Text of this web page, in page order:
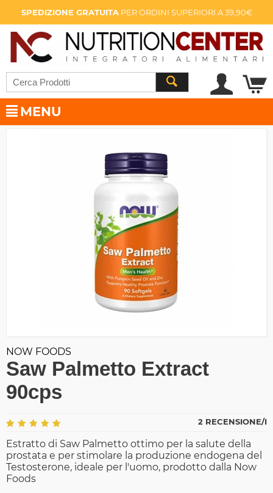
SPEDIZIONE GRATUITAPER ORDINI SUPERIORI A 39,90€
MENU
NOW FOODS
Saw Palmetto Extract
90cps
2 RECENSIONE/I
Estratto di Saw Palmetto ottimo per la salute della
prostata e per stimolare la produzione endogena del
Testosterone, ideale per l'uomo, prodotto dalla Now
Foods